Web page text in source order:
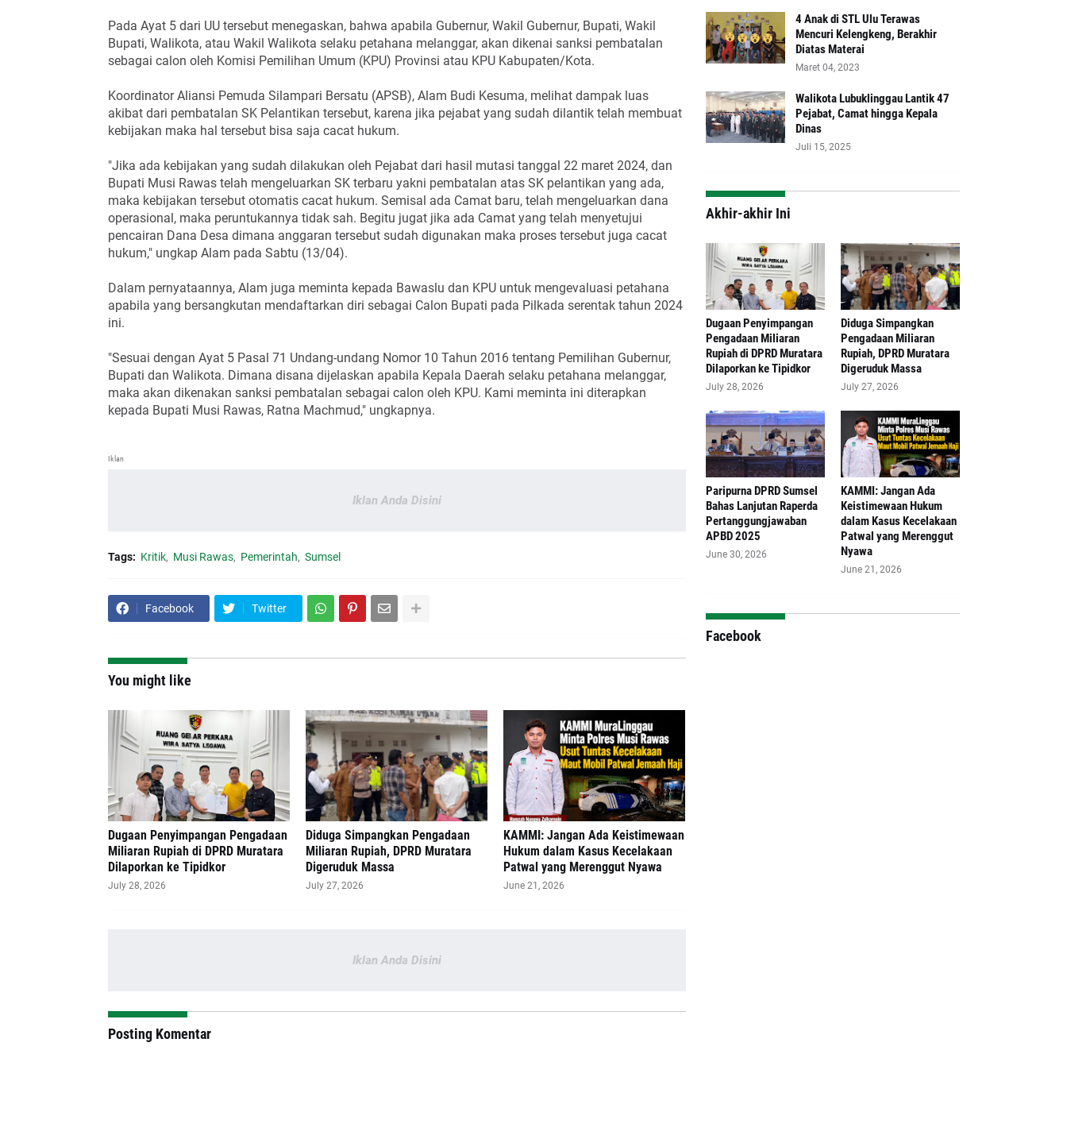
Pada Ayat 5 dari UU tersebut menegaskan, bahwa apabila Gubernur, Wakil Gubernur, Bupati, Wakil
Bupati, Walikota, atau Wakil Walikota selaku petahana melanggar, akan dikenai sanksi pembatalan
sebagai calon oleh Komisi Pemilihan Umum (KPU) Provinsi atau KPU Kabupaten/Kota.
Koordinator Aliansi Pemuda Silampari Bersatu (APSB), Alam Budi Kesuma, melihat dampak luas
akibat dari pembatalan SK Pelantikan tersebut, karena jika pejabat yang sudah dilantik telah membuat
kebijakan maka hal tersebut bisa saja cacat hukum.
"Jika ada kebijakan yang sudah dilakukan oleh Pejabat dari hasil mutasi tanggal 22 maret 2024, dan
Bupati Musi Rawas telah mengeluarkan SK terbaru yakni pembatalan atas SK pelantikan yang ada,
maka kebijakan tersebut otomatis cacat hukum. Semisal ada Camat baru, telah mengeluarkan dana
operasional, maka peruntukannya tidak sah. Begitu jugat jika ada Camat yang telah menyetujui
pencairan Dana Desa dimana anggaran tersebut sudah digunakan maka proses tersebut juga cacat
hukum," ungkap Alam pada Sabtu (13/04).
Dalam pernyataannya, Alam juga meminta kepada Bawaslu dan KPU untuk mengevaluasi petahana
apabila yang bersangkutan mendaftarkan diri sebagai Calon Bupati pada Pilkada serentak tahun 2024
ini.
"Sesuai dengan Ayat 5 Pasal 71 Undang-undang Nomor 10 Tahun 2016 tentang Pemilihan Gubernur,
Bupati dan Walikota. Dimana disana dijelaskan apabila Kepala Daerah selaku petahana melanggar,
maka akan dikenakan sanksi pembatalan sebagai calon oleh KPU. Kami meminta ini diterapkan
kepada Bupati Musi Rawas, Ratna Machmud," ungkapnya.
Iklan
Iklan Anda Disini
Tags: Kritik Musi Rawas Pemerintah Sumsel
Facebook Twitter
You might like
‎Dugaan Penyimpangan Pengadaan
Miliaran Rupiah di DPRD Muratara
Dilaporkan ke Tipidkor
July 28, 2026
Diduga Simpangkan Pengadaan
Miliaran Rupiah, DPRD Muratara
Digeruduk Massa
July 27, 2026
‎KAMMI: Jangan Ada Keistimewaan
Hukum dalam Kasus Kecelakaan
Patwal yang Merenggut Nyawa
June 21, 2026
Iklan Anda Disini
Posting Komentar
4 Anak di STL Ulu Terawas
Mencuri Kelengkeng, Berakhir
Diatas Materai
Maret 04, 2023
Walikota Lubuklinggau Lantik 47
Pejabat, Camat hingga Kepala
Dinas
Juli 15, 2025
Akhir-akhir Ini
‎Dugaan Penyimpangan
Pengadaan Miliaran
Rupiah di DPRD Muratara
Dilaporkan ke Tipidkor
July 28, 2026
Diduga Simpangkan
Pengadaan Miliaran
Rupiah, DPRD Muratara
Digeruduk Massa
July 27, 2026
Paripurna DPRD Sumsel
Bahas Lanjutan Raperda
Pertanggungjawaban
APBD 2025
June 30, 2026
‎KAMMI: Jangan Ada
Keistimewaan Hukum
dalam Kasus Kecelakaan
Patwal yang Merenggut
Nyawa
June 21, 2026
Facebook